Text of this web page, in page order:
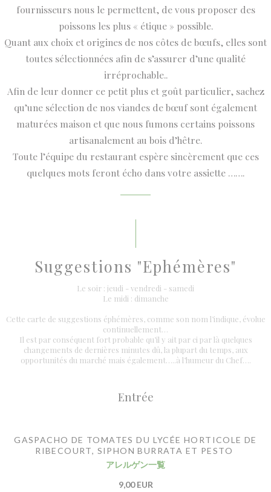
fournisseurs nous le permettent, de vous proposer des
poissons les plus « étique » possible.
Quant aux choix et origines de nos côtes de bœufs, elles sont
toutes sélectionnées afin de s’assurer d’une qualité
irréprochable..
Afin de leur donner ce petit plus et goût particulier, sachez
qu’une sélection de nos viandes de bœuf sont également
maturées maison et que nous fumons certains poissons
artisanalement au bois d’hêtre.
Toute l’équipe du restaurant espère sincèrement que ces
quelques mots feront écho dans votre assiette …….
Suggestions "Ephémères"
Le soir : jeudi - vendredi - samedi
Le midi : dimanche
Cette carte de suggestions éphémères, comme son nom l’indique, évolue
continuellement…
Il est par conséquent fort probable qu’il y ait par ci par là quelques
changements de dernières minutes dû, la plupart du temps, aux
opportunités du marché mais également…..à l’humeur du Chef….
Entrée
GASPACHO DE TOMATES DU LYCÉE HORTICOLE DE
RIBECOURT, SIPHON BURRATA ET PESTO
アレルゲン一覧
9,00 EUR